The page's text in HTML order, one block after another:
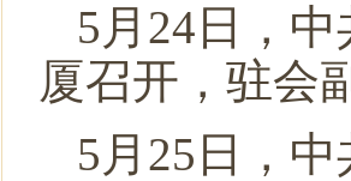
5月24日，
厦召开，驻会
5月25日，